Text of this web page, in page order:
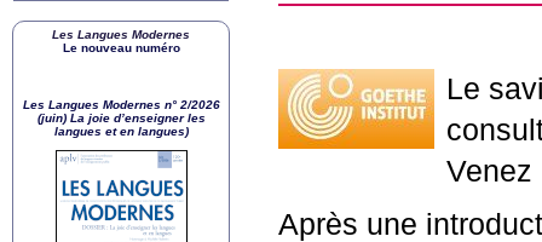
Le
Venez
Après une
Les Langues Modernes
Le nouveau numéro
Les Langues Modernes n° 2/2026
(juin) La joie d’enseigner les
langues et en langues)